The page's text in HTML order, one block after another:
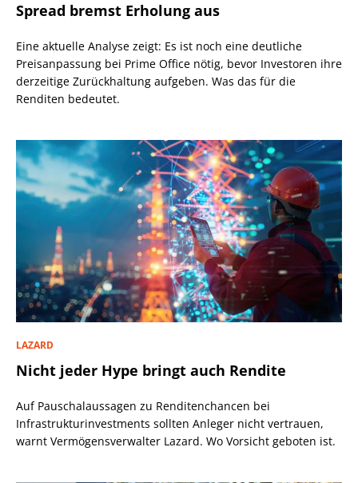
Spread bremst Erholung aus
Eine aktuelle Analyse zeigt: Es ist noch eine deutliche
Preisanpassung bei Prime Office nötig, bevor Investoren ihre
derzeitige Zurückhaltung aufgeben. Was das für die
Renditen bedeutet.
LAZARD
Nicht jeder Hype bringt auch Rendite
Auf Pauschalaussagen zu Renditenchancen bei
Infrastrukturinvestments sollten Anleger nicht vertrauen,
warnt Vermögensverwalter Lazard. Wo Vorsicht geboten ist.